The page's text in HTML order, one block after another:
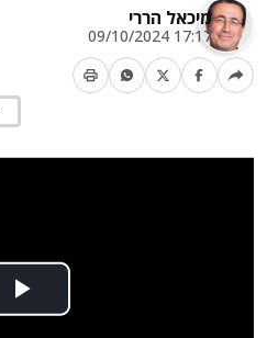
מיכאל הררי
17:17 09/10/2024